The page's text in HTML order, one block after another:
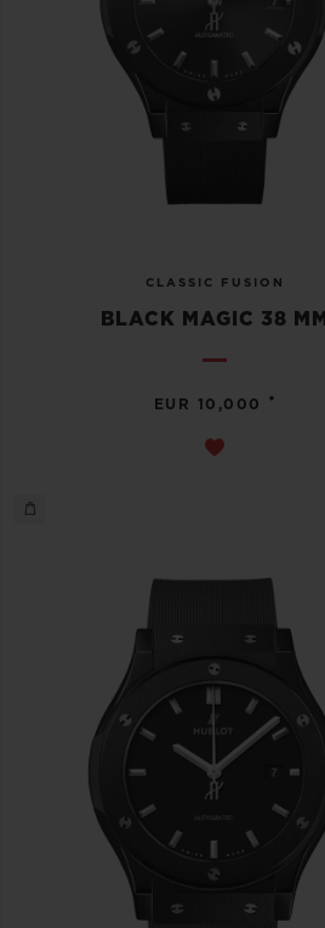
CLASSIC FUSION
BLACK MAGIC 38 MM
EUR 10,000 •